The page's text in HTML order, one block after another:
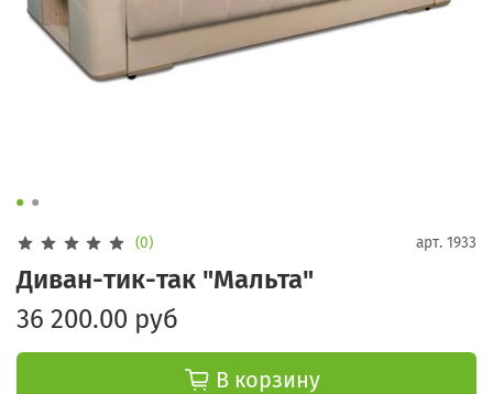
(0) арт. 1933
Диван-тик-так "Мальта"
36 200.00 руб
В корзину